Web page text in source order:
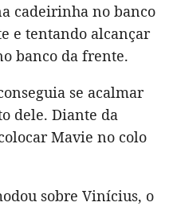
cadeirinha no banco
e tentando alcançar
banco da frente.
se acalmar
dele. Diante da
Mavie no colo
sobre Vinícius, o